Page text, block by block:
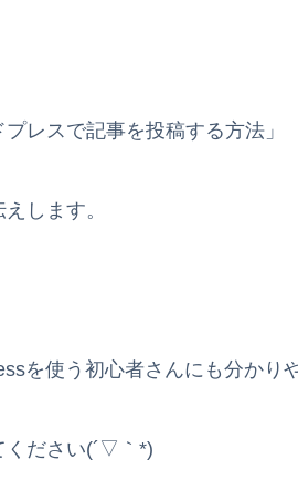
レスで記事を投稿する方法」
します。
を使う初心者さんにも分かり
ください(´▽｀*)